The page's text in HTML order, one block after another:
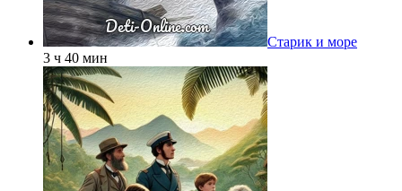
Старик и море
3 ч 40 мин